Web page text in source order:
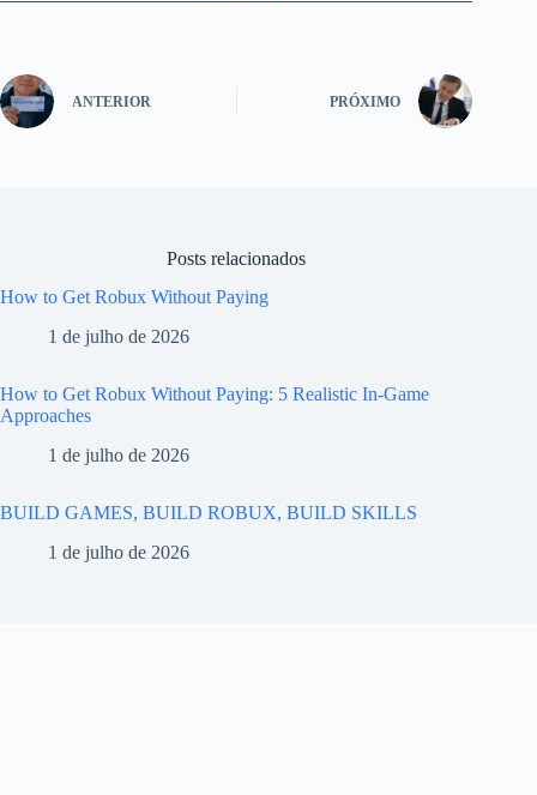
ANTERIOR PRÓXIMO
Posts relacionados
How to Get Robux Without Paying
1 de julho de 2026
How to Get Robux Without Paying: 5 Realistic In-Game
Approaches
1 de julho de 2026
BUILD GAMES, BUILD ROBUX, BUILD SKILLS
1 de julho de 2026